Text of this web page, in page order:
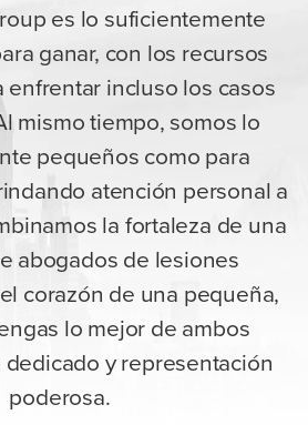
es lo suficientemente
ganar, con los recursos
enfrentar incluso los casos
mismo tiempo, somos lo
pequeños como para
atención personal a
la fortaleza de una
abogados de lesiones
corazón de una pequeña,
lo mejor de ambos
y representación
poderosa.